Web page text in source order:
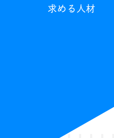
求める人材